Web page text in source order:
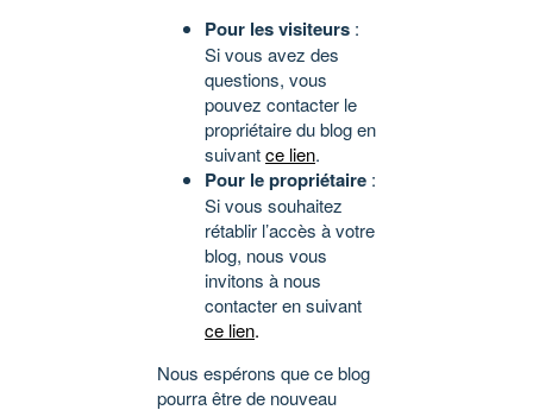
Pour les visiteurs :
Si vous avez des
questions, vous
pouvez contacter le
propriétaire du blog en
suivantce lien.
Pour le propriétaire :
Si vous souhaitez
rétablir l’accès à votre
blog, nous vous
invitons à nous
contacter en suivant
ce lien.
Nous espérons que ce blog
pourra être de nouveau